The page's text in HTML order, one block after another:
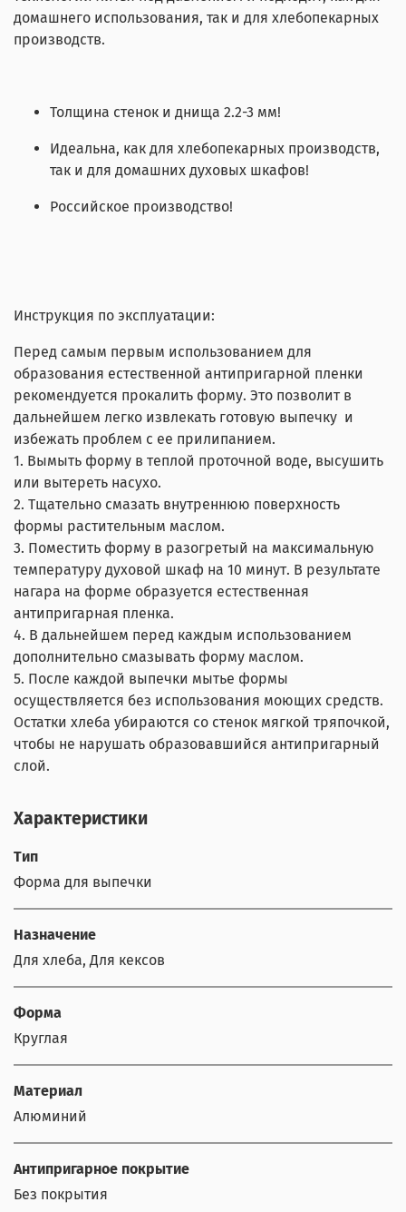
домашнего использования, так и для хлебопекарных
производств.
Толщина стенок и днища 2.2-3 мм!
Идеальна, как для хлебопекарных производств,
так и для домашних духовых шкафов!
Российское производство!
Инструкция по эксплуатации:
Перед самым первым использованием для
образования естественной антипригарной пленки
рекомендуется прокалить форму. Это позволит в
дальнейшем легко извлекать готовую выпечку и
избежать проблем с ее прилипанием.
1. Вымыть форму в теплой проточной воде, высушить
или вытереть насухо.
2. Тщательно смазать внутреннюю поверхность
формы растительным маслом.
3. Поместить форму в разогретый на максимальную
температуру духовой шкаф на 10 минут. В результате
нагара на форме образуется естественная
антипригарная пленка.
4. В дальнейшем перед каждым использованием
дополнительно смазывать форму маслом.
5. После каждой выпечки мытье формы
осуществляется без использования моющих средств.
Остатки хлеба убираются со стенок мягкой тряпочкой,
чтобы не нарушать образовавшийся антипригарный
слой.
Характеристики
Тип
Форма для выпечки
Назначение
Для хлеба, Для кексов
Форма
Круглая
Материал
Алюминий
Антипригарное покрытие
Без покрытия